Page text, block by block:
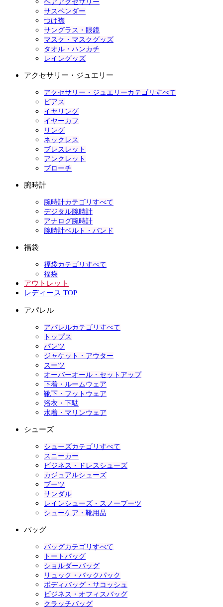
ヘアアクセサリー
サスペンダー
つけ襟
サングラス・眼鏡
マスク・マスクグッズ
タオル・ハンカチ
レイングッズ
アクセサリー・ジュエリー
アクセサリー・ジュエリーカテゴリすべて
ピアス
イヤリング
イヤーカフ
リング
ネックレス
ブレスレット
アンクレット
ブローチ
腕時計
腕時計カテゴリすべて
デジタル腕時計
アナログ腕時計
腕時計ベルト・バンド
福袋
福袋カテゴリすべて
福袋
アウトレット
レディース TOP
アパレル
アパレルカテゴリすべて
トップス
パンツ
ジャケット・アウター
スーツ
オーバーオール・セットアップ
下着・ルームウェア
靴下・フットウェア
浴衣・下駄
水着・マリンウェア
シューズ
シューズカテゴリすべて
スニーカー
ビジネス・ドレスシューズ
カジュアルシューズ
ブーツ
サンダル
レインシューズ・スノーブーツ
シューケア・靴用品
バッグ
バッグカテゴリすべて
トートバッグ
ショルダーバッグ
リュック・バックパック
ボディバッグ・サコッシュ
ビジネス・オフィスバッグ
クラッチバッグ